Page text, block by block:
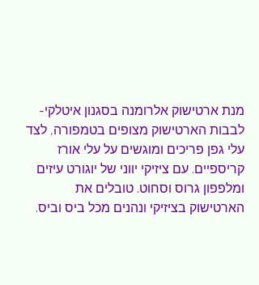
מנת ארטישוק אלרומנה בסגנון איטלקי-
לבבות הארטישוק מצופים בטמפורה, לצד
עלי גפן פריכים ומוגשים על עלי אורז
קריספיים. עם ציזיקי יווני של יוגורט עיזים
ומלפפון גרוס וסחוט. טובלים את
הארטישוק בציזיקי ונהנים מכל ביס וביס.